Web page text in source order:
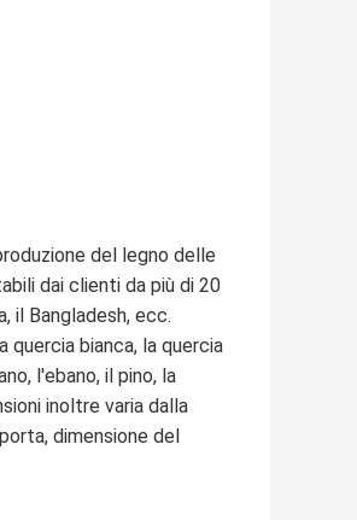
del legno delle
dai clienti da più di 20
il Bangladesh, ecc.
bianca, la quercia
l'ebano, il pino, la
inoltre varia dalla
dimensione del